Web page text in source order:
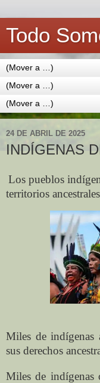
Todo
24 DE ABRIL DE 2025
INDÍGENAS
Los pueblos
territorios ancestrales
Miles de indígenas
sus derechos
Miles de indígenas